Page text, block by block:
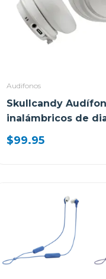
Audifonos
Skullcandy
inalámbricos de
anc bone orange
$99.95